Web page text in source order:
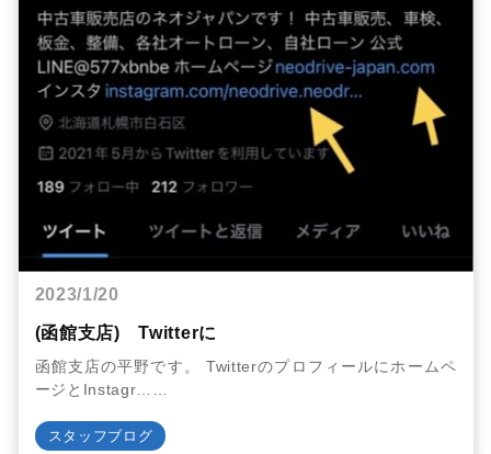
2023/1/20
(函館支店) Twitterに
函館支店の平野です。 Twitterのプロフィールにホームペ
ージとInstagr……
スタッフブログ